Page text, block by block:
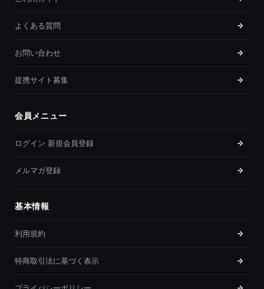
よくある質問
お問い合わせ
提携サイト募集
会員メニュー
ログイン 新規会員登録
メルマガ登録
基本情報
利用規約
特商取引法に基づく表示